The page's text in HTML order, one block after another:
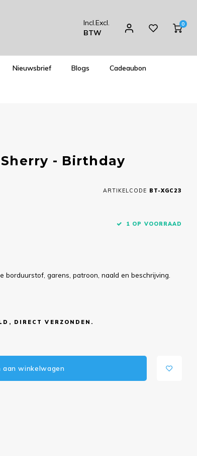
Incl.Excl.
BTW
0
Nieuwsbrief Blogs Cadeaubon
- Birthday
ARTIKELCODE BT-XGC23
1 OP VOORRAAD
garens, patroon, naald en beschrijving.
DIRECT VERZONDEN.
aan winkelwagen